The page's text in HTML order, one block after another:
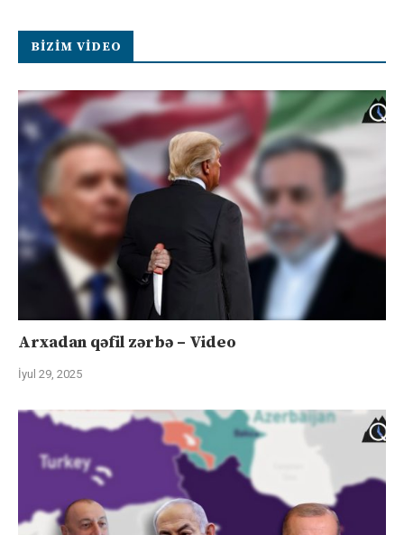
BIZIM VIDEO
Arxadan qəfil zərbə – Video
İyul 29, 2025